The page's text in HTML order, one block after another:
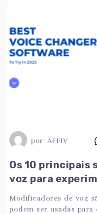
por AFFIV
Os 10 principais
voz para
Modificadores de voz
podem ser usadas para